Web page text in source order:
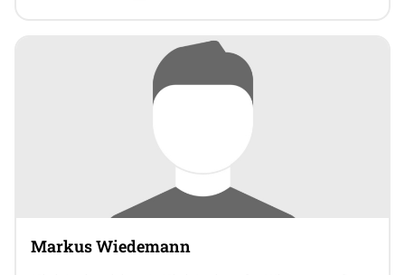
Markus Wiedemann